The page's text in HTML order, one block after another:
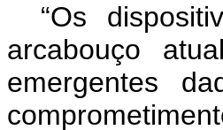
“Os
arcabouço
emergentes